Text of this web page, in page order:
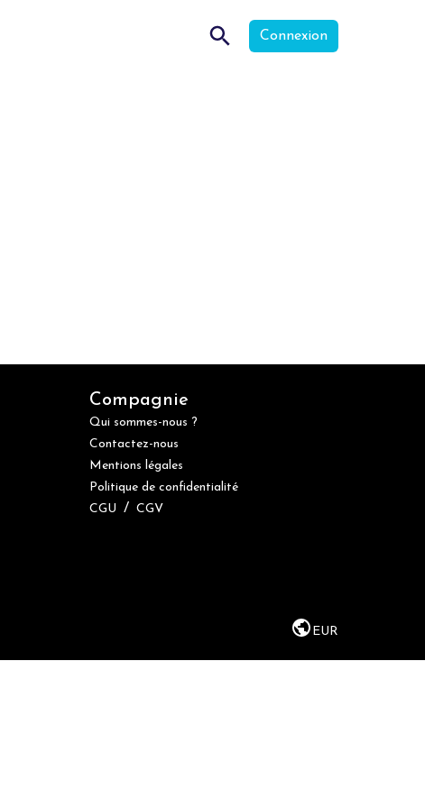
Connexion
Compagnie
Qui sommes-nous ?
Contactez-nous
Mentions légales
Politique de confidentialité
CGU / CGV
EUR